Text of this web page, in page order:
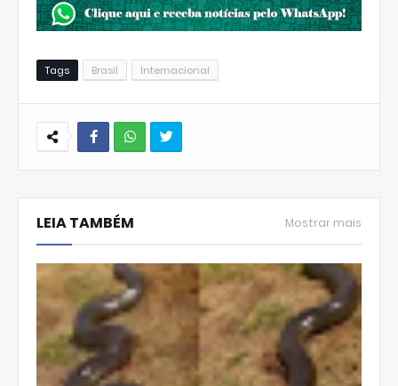
Tags Brasil Internacional
Ap
LEIA TAMBÉM Mostrar mais